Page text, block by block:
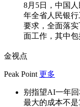
8月5日，中国
年全省人民银
要求，全面落
面工作，其中包
金视点
Peak Point 更多
别指望AI一年
最大的成本不是